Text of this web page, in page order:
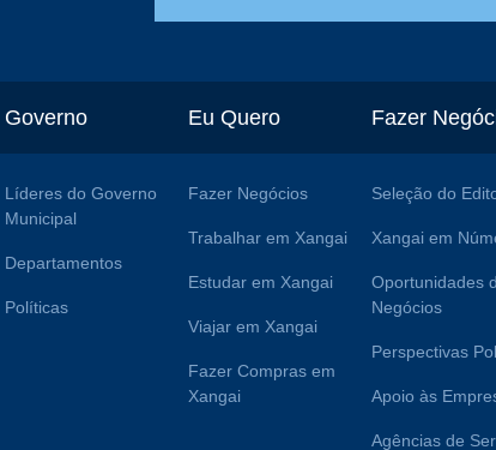
Governo
Líderes do Governo
Municipal
Departamentos
Políticas
Eu Quero
Fazer Negócios
Trabalhar em Xangai
Estudar em Xangai
Viajar em Xangai
Fazer Compras em
Xangai
Fazer
Seleção do
Xangai em
Oportunidades
Negócios
Perspectivas
Apoio às
Agências de